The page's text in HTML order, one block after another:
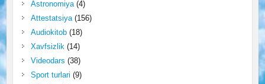
Astronomiya(4)
Attestatsiya(156)
Audiokitob(18)
Xavfsizlik(14)
Videodars (38)
Sport turlari (9)